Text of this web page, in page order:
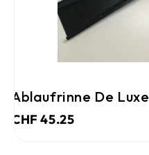
Ablaufrinne De Luxe
CHF 45.25